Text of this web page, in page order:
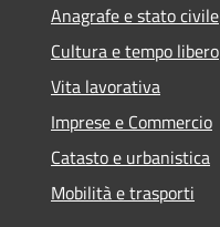
Anagrafe e stato civile
Cultura e tempo libero
Vita lavorativa
Imprese e Commercio
Catasto e urbanistica
Mobilità e trasporti